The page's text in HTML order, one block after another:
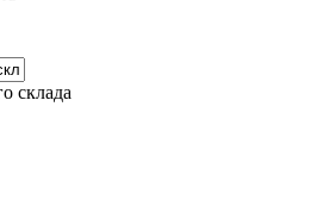
склада